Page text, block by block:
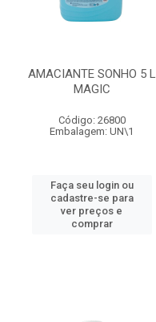
AMACIANTE SONHO 5 L
MAGIC
Código: 26800
Embalagem: UN\1
Faça seu login ou
cadastre-se para
ver preços e
comprar